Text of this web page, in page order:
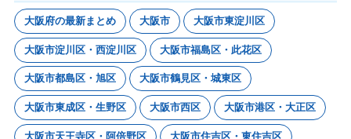
大阪府の最新まとめ 大阪市 大阪市東淀川区
大阪市淀川区・西淀川区 大阪市福島区・此花区
大阪市都島区・旭区 大阪市鶴見区・城東区
大阪市東成区・生野区 大阪市西区 大阪市港区・大正区
大阪市天王寺区・阿倍野区 大阪市住吉区・東住吉区